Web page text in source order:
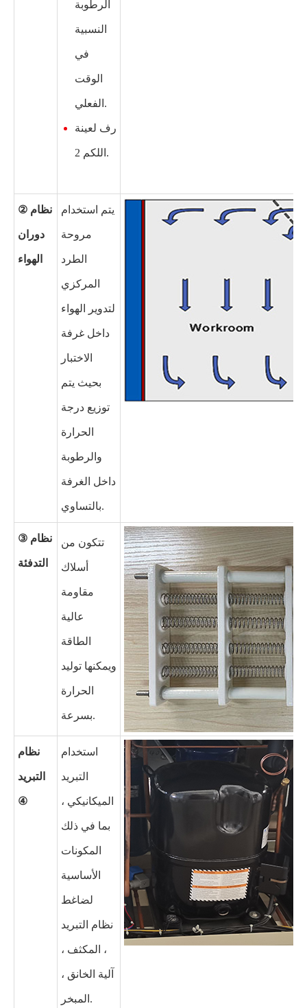
الرطوبة
النسبية
في
الوقت
الفعلي.
رف لعينة
اللكم 2.
② نظام
دوران
الهواء
يتم استخدام
مروحة
الطرد
المركزي
لتدوير الهواء
داخل غرفة
الاختبار
بحيث يتم
توزيع درجة
الحرارة
والرطوبة
داخل الغرفة
بالتساوي.
③ نظام
التدفئة
تتكون من
أسلاك
مقاومة
عالية
الطاقة
ويمكنها توليد
الحرارة
بسرعة.
نظام
التبريد
④
استخدام
التبريد
الميكانيكي ،
بما في ذلك
المكونات
الأساسية
لضاغط
نظام التبريد
، المكثف ،
آلية الخانق ،
المبخر.